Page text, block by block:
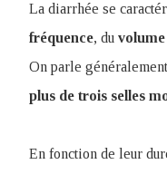
La diarrhée se
fréquence, du volume
On parle
plus de trois selles
En fonction de leur